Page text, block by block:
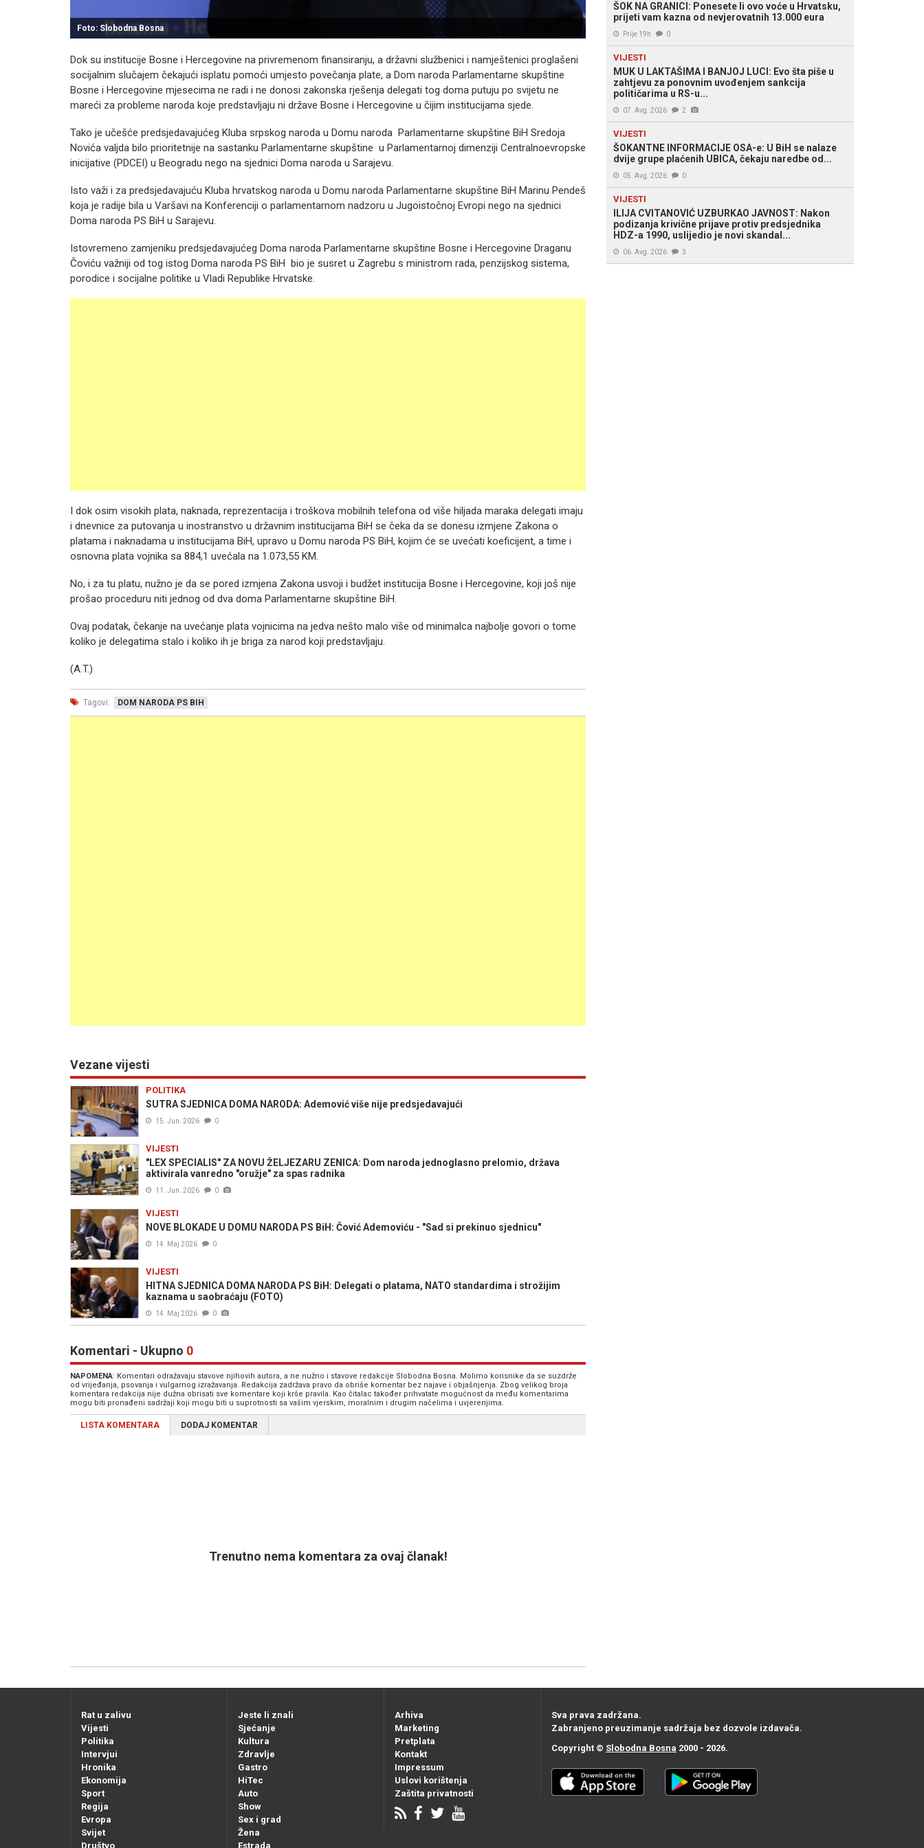
Foto: Slobodna Bosna
Dok su institucije Bosne i Hercegovine na privremenom finansiranju, a državni službenici i namještenici proglašeni
socijalnim slučajem čekajući isplatu pomoći umjesto povečanja plate, a Dom naroda Parlamentarne skupštine
Bosne i Hercegovine mjesecima ne radi i ne donosi zakonska rješenja delegati tog doma putuju po svijetu ne
mareći za probleme naroda koje predstavljaju ni države Bosne i Hercegovine u čijim institucijama sjede.
Tako je učešće predsjedavajućeg Kluba srpskog naroda u Domu naroda Parlamentarne skupštine BiH Sredoja
Novića valjda bilo prioritetnije na sastanku Parlamentarne skupštine u Parlamentarnoj dimenziji Centralnoevropske
inicijative (PDCEI) u Beogradu nego na sjednici Doma naroda u Sarajevu.
Isto važi i za predsjedavajuću Kluba hrvatskog naroda u Domu naroda Parlamentarne skupštine BiH Marinu Pendeš
koja je radije bila u Varšavi na Konferenciji o parlamentarnom nadzoru u Jugoistočnoj Evropi nego na sjednici
Doma naroda PS BiH u Sarajevu.
Istovremeno zamjeniku predsjedavajućeg Doma naroda Parlamentarne skupštine Bosne i Hercegovine Draganu
Čoviću važniji od tog istog Doma naroda PS BiH bio je susret u Zagrebu s ministrom rada, penzijskog sistema,
porodice i socijalne politike u Vladi Republike Hrvatske.
I dok osim visokih plata, naknada, reprezentacija i troškova mobilnih telefona od više hiljada maraka delegati imaju
i dnevnice za putovanja u inostranstvo u državnim institucijama BiH se čeka da se donesu izmjene Zakona o
platama i naknadama u institucijama BiH, upravo u Domu naroda PS BiH, kojim će se uvećati koeficijent, a time i
osnovna plata vojnika sa 884,1 uvećala na 1.073,55 KM.
No, i za tu platu, nužno je da se pored izmjena Zakona usvoji i budžet institucija Bosne i Hercegovine, koji još nije
prošao proceduru niti jednog od dva doma Parlamentarne skupštine BiH.
Ovaj podatak, čekanje na uvećanje plata vojnicima na jedva nešto malo više od minimalca najbolje govori o tome
koliko je delegatima stalo i koliko ih je briga za narod koji predstavljaju.
(A.T.)
Tagovi: DOM NARODA PS BIH
Vezane vijesti
POLITIKA
SUTRA SJEDNICA DOMA NARODA: Ademović više nije predsjedavajući
15. Jun. 2026 0
VIJESTI
"LEX SPECIALIS" ZA NOVU ŽELJEZARU ZENICA: Dom naroda jednoglasno prelomio, država
aktivirala vanredno "oružje" za spas radnika
11. Jun. 2026 0
VIJESTI
NOVE BLOKADE U DOMU NARODA PS BiH: Čović Ademoviću - "Sad si prekinuo sjednicu"
14. Maj 2026 0
VIJESTI
HITNA SJEDNICA DOMA NARODA PS BiH: Delegati o platama, NATO standardima i strožijim
kaznama u saobraćaju (FOTO)
14. Maj 2026 0
Komentari - Ukupno 0
NAPOMENA: Komentari odražavaju stavove njihovih autora, a ne nužno i stavove redakcije Slobodna Bosna. Molimo korisnike da se suzdrže
od vrijeđanja, psovanja i vulgarnog izražavanja. Redakcija zadržava pravo da obriše komentar bez najave i objašnjenja. Zbog velikog broja
komentara redakcija nije dužna obrisati sve komentare koji krše pravila. Kao čitalac također prihvatate mogućnost da među komentarima
mogu biti pronađeni sadržaji koji mogu biti u suprotnosti sa vašim vjerskim, moralnim i drugim načelima i uvjerenjima.
LISTA KOMENTARA DODAJ KOMENTAR
Trenutno nema komentara za ovaj članak!
ŠOK NA GRANICI: Ponesete li ovo voće u Hrvatsku,
prijeti vam kazna od nevjerovatnih 13.000 eura
Prije 19h 0
VIJESTI
MUK U LAKTAŠIMA I BANJOJ LUCI: Evo šta piše u
zahtjevu za ponovnim uvođenjem sankcija
političarima u RS-u...
07. Avg. 2026 2
VIJESTI
ŠOKANTNE INFORMACIJE OSA-e: U BiH se nalaze
dvije grupe plaćenih UBICA, čekaju naredbe od...
05. Avg. 2026 0
VIJESTI
ILIJA CVITANOVIĆ UZBURKAO JAVNOST: Nakon
podizanja krivične prijave protiv predsjednika
HDZ-a 1990, uslijedio je novi skandal...
06. Avg. 2026 3
Rat u zalivu
Vijesti
Politika
Intervjui
Hronika
Ekonomija
Sport
Regija
Evropa
Svijet
Društvo
Jeste li znali
Sjećanje
Kultura
Zdravlje
Gastro
HiTec
Auto
Show
Sex i grad
Žena
Estrada
Arhiva
Marketing
Pretplata
Kontakt
Impressum
Uslovi korištenja
Zaštita privatnosti
Sva prava zadržana.
Zabranjeno preuzimanje sadržaja bez dozvole izdavača.
Copyright © Slobodna Bosna 2000 - 2026.